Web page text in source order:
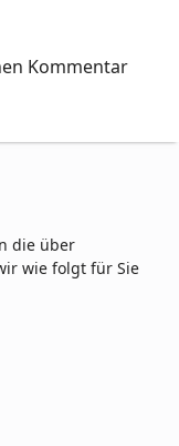
Kommentar
die über
wie folgt für Sie